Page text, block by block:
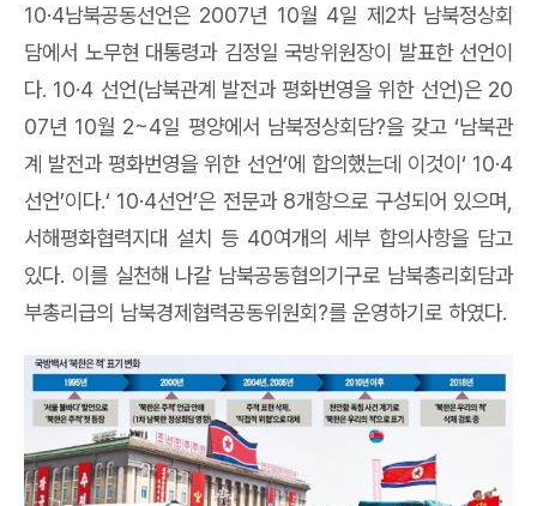
10·4남북공동선언은 2007년 10월 4일 제2차 남북정상회
담에서 노무현 대통령과 김정일 국방위원장이 발표한 선언이
다. 10·4 선언(남북관계 발전과 평화번영을 위한 선언)은 20
07년 10월 2~4일 평양에서 남북정상회담?을 갖고‘남북관
계 발전과 평화번영을 위한 선언’에 합의했는데 이것이‘ 10·4
선언’이다.‘ 10·4선언’은 전문과 8개항으로 구성되어 있으며
서해평화협력지대 설치 등 40여개의 세부 합의사항을 담고
있다. 이를 실천해 나갈 남북공동협의기구로 남북총리회담과
부총리급의 남북경제협력공동위원회?를 운영하기로 하였다.